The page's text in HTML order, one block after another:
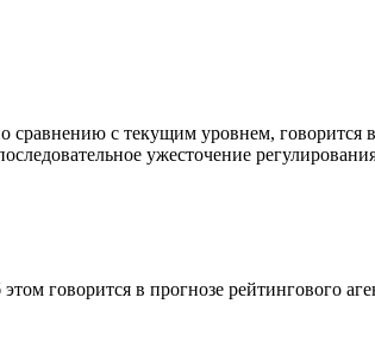
с текущим уровнем, говорится
ужесточение
говорится в прогнозе рейтингового